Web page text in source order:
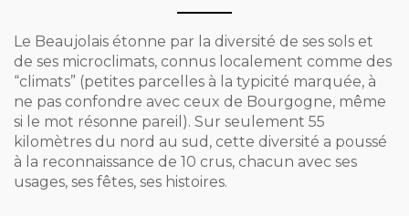
Le Beaujolais étonne par la diversité de ses sols et
de ses microclimats, connus localement comme des
“climats” (petites parcelles à la typicité marquée, à
ne pas confondre avec ceux de Bourgogne, même
si le mot résonne pareil). Sur seulement 55
kilomètres du nord au sud, cette diversité a poussé
à la reconnaissance de 10 crus, chacun avec ses
usages, ses fêtes, ses histoires.